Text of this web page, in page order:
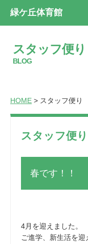
緑ケ丘体育館
スタッフ便り
BLOG
HOME > スタッフ便り
スタッフ便り
春です！！
4月を迎えました。
ご進学、新生活を